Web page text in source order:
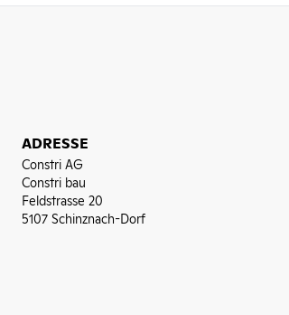
ADRESSE
Constri AG
Constri bau
Feldstrasse 20
5107 Schinznach-Dorf